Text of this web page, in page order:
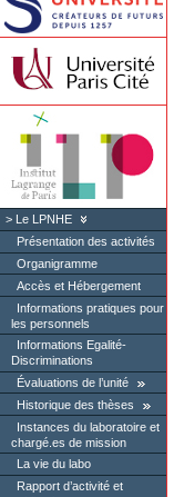
Le LPNHE
Présentation des activités
Organigramme
Accès et Hébergement
Informations pratiques pour
les personnels
Informations Egalité-
Discriminations
Évaluations de l’unité
Historique des thèses
Instances du laboratoire et
chargé.es de mission
La vie du labo
Rapport d’activité et